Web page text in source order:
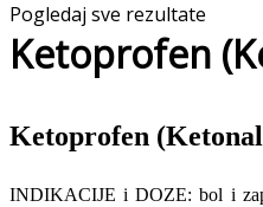
Pogledaj sve rezultate
Ketoprofen
Ketoprofen
INDIKACIJE i DOZE: bol i